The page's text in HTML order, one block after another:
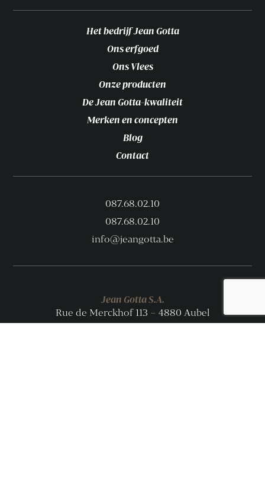
Het bedrijf Jean Gotta
Ons erfgoed
Ons Vlees
Onze producten
De Jean Gotta-kwaliteit
Merken en concepten
Blog
Contact
087.68.02.10
087.68.02.10
info@jeangotta.be
Jean Gotta S.A.
Rue de Merckhof 113 – 4880 Aubel